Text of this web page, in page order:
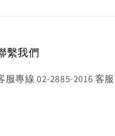
繫我們
服專線 02-2885-2016 客